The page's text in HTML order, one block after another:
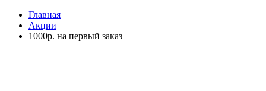
Главная
Акции
1000р. на первый заказ